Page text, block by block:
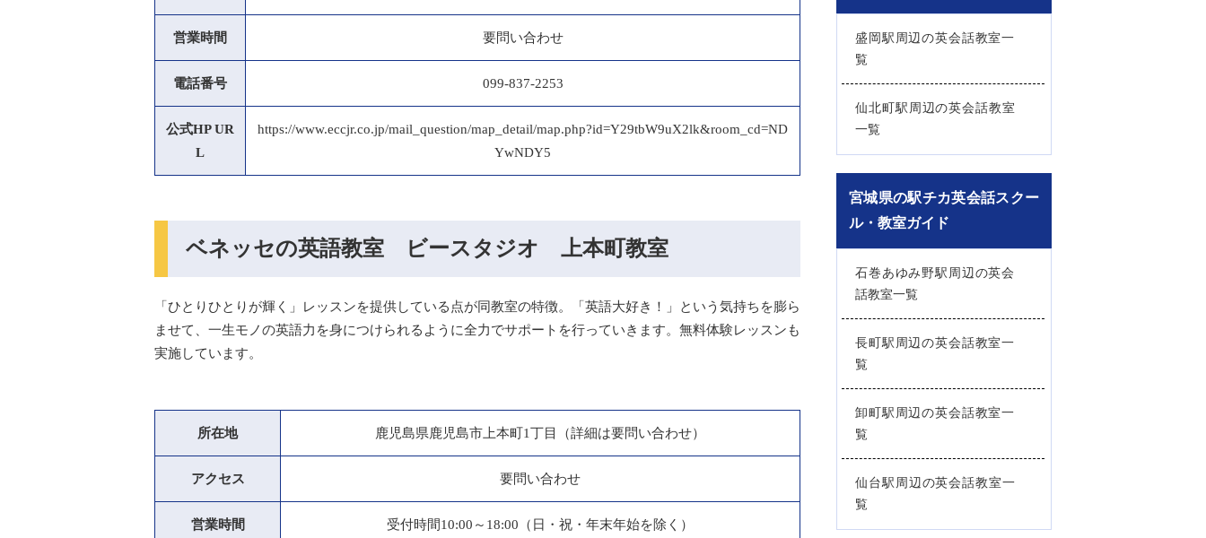
営業時間 要問い合わせ
電話番号 099-837-2253
公式HP UR
L
https://www.eccjr.co.jp/mail_question/map_detail/map.php?id=Y29tbW9uX2lk&room_cd=ND
YwNDY5
ベネッセの英語教室 ビースタジオ 上本町教室
「ひとりひとりが輝く」レッスンを提供している点が同教室の特徴。「英語大好き！」という気持ちを膨ら
ませて、一生モノの英語力を身につけられるように全力でサポートを行っていきます。無料体験レッスンも
実施しています。
所在地 鹿児島県鹿児島市上本町1丁目（詳細は要問い合わせ）
アクセス 要問い合わせ
営業時間 受付時間10:00～18:00（日・祝・年末年始を除く）
盛岡駅周辺の英会話教室一
覧
仙北町駅周辺の英会話教室
一覧
宮城県の駅チカ英会話スクー
ル・教室ガイド
石巻あゆみ野駅周辺の英会
話教室一覧
長町駅周辺の英会話教室一
覧
卸町駅周辺の英会話教室一
覧
仙台駅周辺の英会話教室一
覧